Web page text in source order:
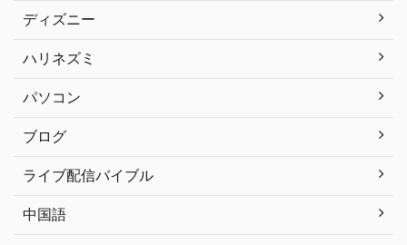
ディズニー
ハリネズミ
パソコン
ブログ
ライブ配信バイブル
中国語